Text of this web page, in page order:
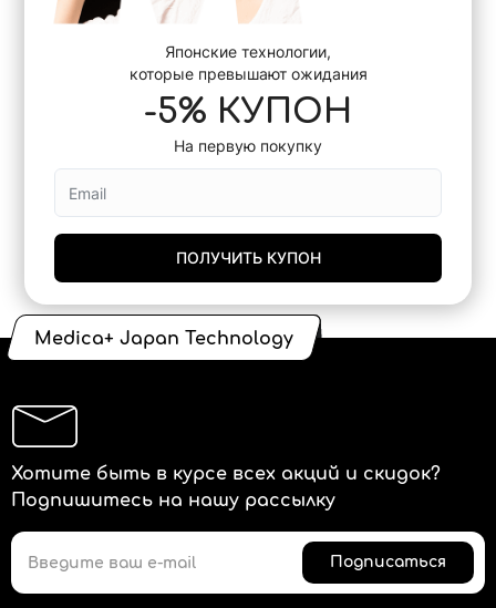
Японские технологии,
которые превышают ожидания
-5% КУПОН
На первую покупку
ПОЛУЧИТЬ КУПОН
Medica+ Japan Technology
Хотите быть в курсе всех акций и скидок?
Подпишитесь на нашу рассылку
Подписаться